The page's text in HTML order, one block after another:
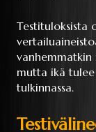
Testituloksista
mutta ikä
tulkinnassa.